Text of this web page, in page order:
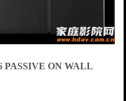
PASSIVE ON WALL